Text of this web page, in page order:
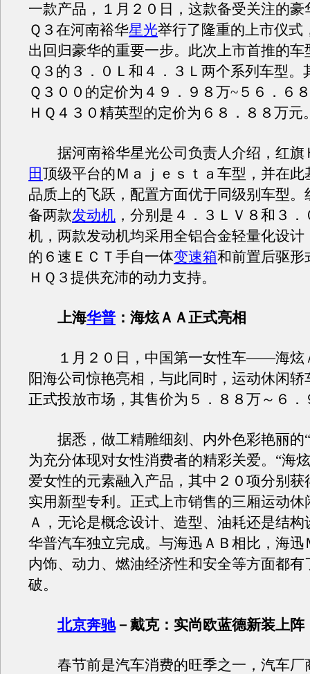
一款产品，１月２０日，这款备受关注的
Ｑ３在河南裕华星光举行了隆重的上市仪式
出回归豪华的重要一步。此次上市首推的车
Ｑ３的３．０Ｌ和４．３Ｌ两个系列车型。
Ｑ３００的定价为４９．９８万~５６．６
ＨＱ４３０精英型的定价为６８．８８万元
据河南裕华星光公司负责人介绍，红旗
田顶级平台的Ｍａｊｅｓｔａ车型，并在此
品质上的飞跃，配置方面优于同级别车型。
备两款发动机 ，分别是４．３ＬＶ８和３
机，两款发动机均采用全铝合金轻量化设计
的６速ＥＣＴ手自一体变速箱和前置后驱形
ＨＱ３提供充沛的动力支持。
上海华普 ：海炫ＡＡ正式亮相
１月２０日，中国第一女性车——海炫
阳海公司惊艳亮相，与此同时，运动休闲轿
正式投放市场，其售价为５．８８万～６．
据悉，做工精雕细刻、内外色彩艳丽的“
为充分体现对女性消费者的精彩关爱。“海
爱女性的元素融入产品，其中２０项分别获
实用新型专利。正式上市销售的三厢运动休
Ａ，无论是概念设计、造型、油耗还是结
华普汽车独立完成。与海迅ＡＢ相比，海迅
内饰、动力、燃油经济性和安全等方面都有
破。
北京奔驰－戴克：实尚欧蓝德新装上阵
春节前是汽车消费的旺季之一，汽车厂